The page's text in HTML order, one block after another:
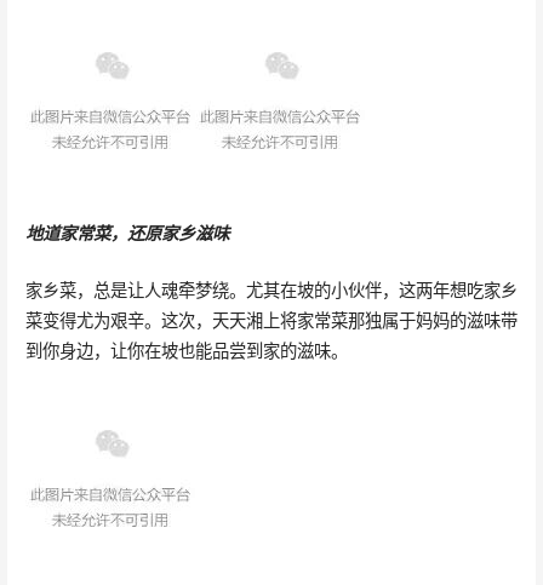
地道家常菜，还原家乡滋味
家乡菜，总是让人魂牵梦绕。尤其在坡的小伙伴，这两年想吃家乡
菜变得尤为艰辛。这次，天天湘上将家常菜那独属于妈妈的滋味带
到你身边，让你在坡也能品尝到家的滋味。